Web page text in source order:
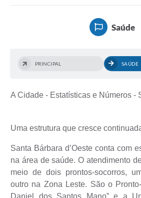
Programa de Incentivo ao Desenvolvimento
Covid-19
Utilidades
Certidão Negativa de Empresa
Saúde
PRINCIPAL SAÚDE
A Cidade - Estatísticas e Números -
Uma estrutura que cresce
Santa Bárbara d’Oeste conta com
na área de saúde. O atendimento
meio de dois prontos-socorros,
outro na Zona Leste. São o